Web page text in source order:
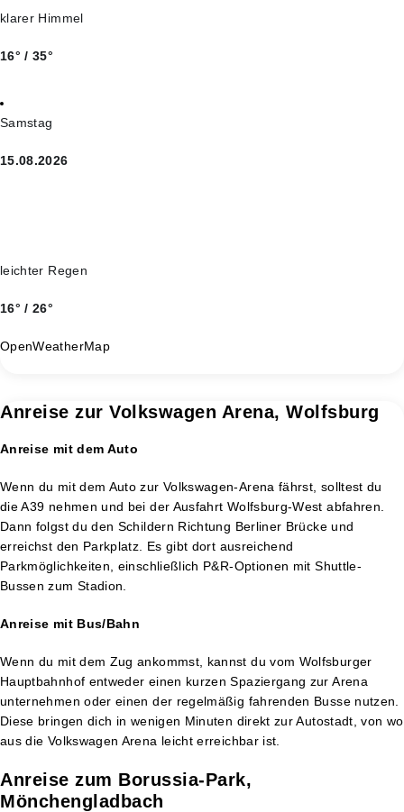
klarer Himmel
16° / 35°
Samstag
15.08.2026
leichter Regen
16° / 26°
OpenWeatherMap
Anreise zur Volkswagen Arena, Wolfsburg
Anreise mit dem Auto
Wenn du mit dem Auto zur Volkswagen-Arena fährst, solltest du
die A39 nehmen und bei der Ausfahrt Wolfsburg-West abfahren.
Dann folgst du den Schildern Richtung Berliner Brücke und
erreichst den Parkplatz. Es gibt dort ausreichend
Parkmöglichkeiten, einschließlich P&R-Optionen mit Shuttle-
Bussen zum Stadion.
Anreise mit Bus/Bahn
Wenn du mit dem Zug ankommst, kannst du vom Wolfsburger
Hauptbahnhof entweder einen kurzen Spaziergang zur Arena
unternehmen oder einen der regelmäßig fahrenden Busse nutzen.
Diese bringen dich in wenigen Minuten direkt zur Autostadt, von wo
aus die Volkswagen Arena leicht erreichbar ist​.
Anreise zum Borussia-Park,
Mönchengladbach